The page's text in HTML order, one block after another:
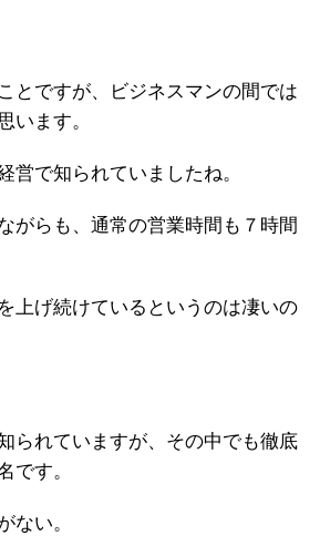
とですが、ビジネスマンの間では
います。
営で知られていましたね。
がらも、通常の営業時間も７時間
上げ続けているというのは凄いの
られていますが、その中でも徹底
です。
ない。